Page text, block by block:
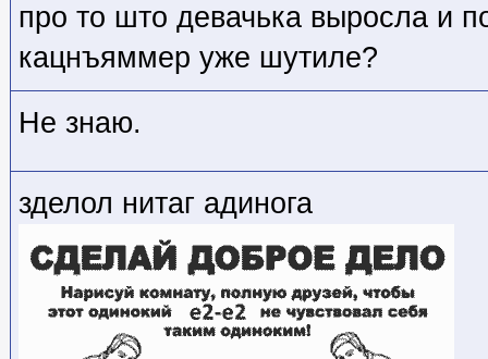
про то што девачька выросла и
кацнъяммер уже шутиле?
Не знаю.
зделол нитаг адинога